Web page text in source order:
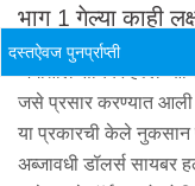
भाग 1 गेल्या काही
जगातील सायबर हल्ले आणि
जसे प्रसार करण्यात
या प्रकारची केले नुकसान
अब्जावधी डॉलर्स सायबर
दस्तऐवज पुनर्प्राप्ती